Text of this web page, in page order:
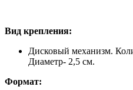
Вид крепления:
Дисковый механизм.
Диаметр- 2,5 см.
Формат: